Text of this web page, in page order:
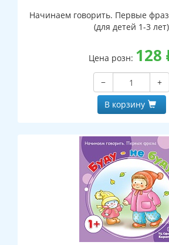
Начинаем говорить. Первые
(для детей 1-3 лет)
Цена розн: 128
−
+
В корзину